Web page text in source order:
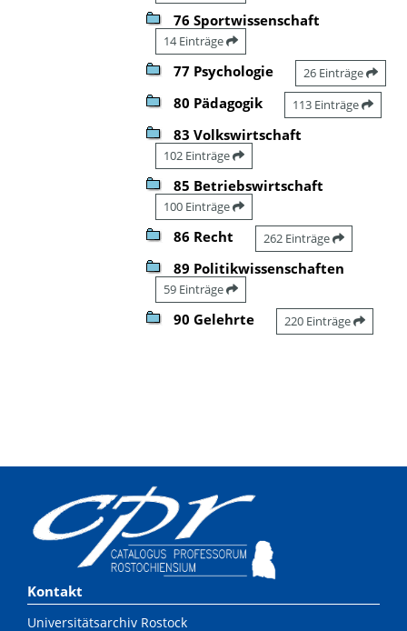
76 Sportwissenschaft
14 Einträge
77 Psychologie 26 Einträge
80 Pädagogik 113 Einträge
83 Volkswirtschaft
102 Einträge
85 Betriebswirtschaft
100 Einträge
86 Recht 262 Einträge
89 Politikwissenschaften
59 Einträge
90 Gelehrte 220 Einträge
Kontakt
Universitätsarchiv Rostock